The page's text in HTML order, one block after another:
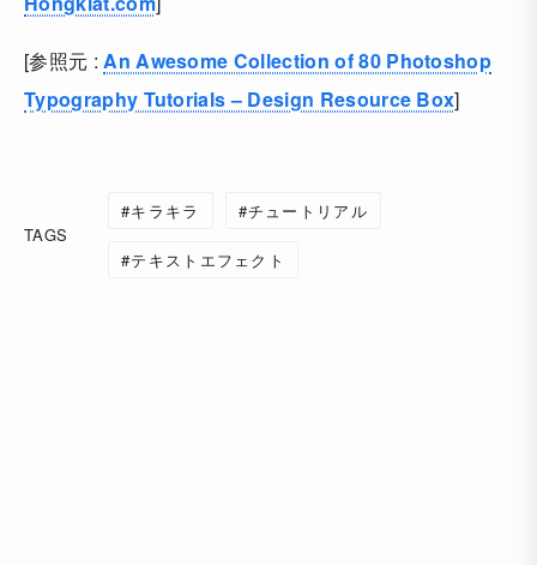
[参照元 :An Awesome Collection of 80 Photoshop
Typography Tutorials – Design Resource Box]
TAGS
キラキラ チュートリアル
テキストエフェクト